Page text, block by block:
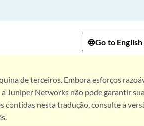
Go to English
de terceiros. Embora esforços
Juniper Networks não pode garantir sua
contidas nesta tradução, consulte a